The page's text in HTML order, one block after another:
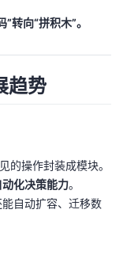
转向“拼积木”。
趋势
的操作封装成模块。
化决策能力。
自动扩容、迁移数